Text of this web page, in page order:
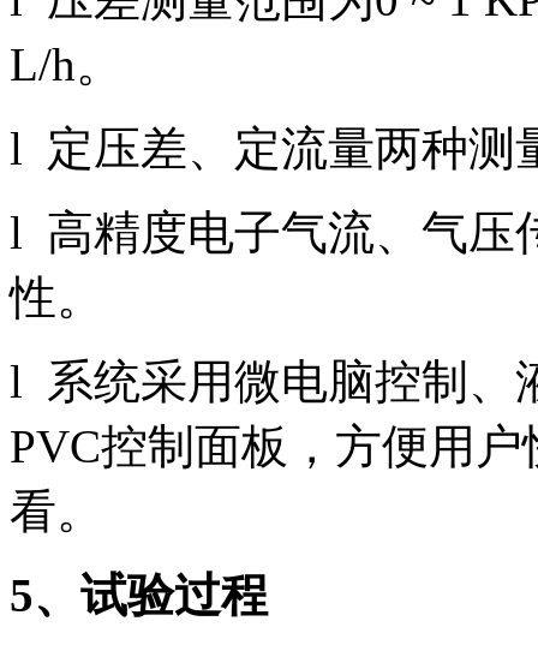
L/h。
l 定压差、定流量两种测
l 高精度电子气流、气压
性。
l 系统采用微电脑控制、
PVC控制面板，方便用
看。
5、试验过程